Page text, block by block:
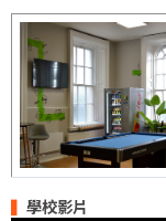
▍ 學校影片